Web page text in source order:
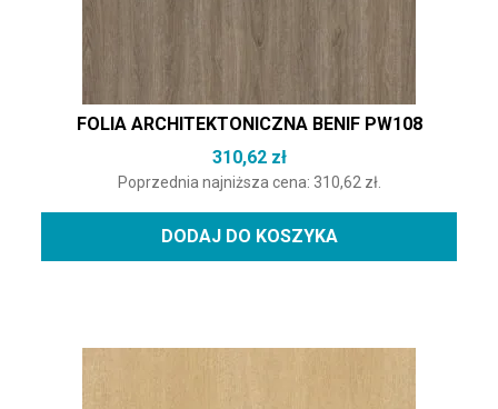
FOLIA ARCHITEKTONICZNA BENIF PW108
310,62 zł
Poprzednia najniższa cena: 310,62 zł.
DODAJ DO KOSZYKA